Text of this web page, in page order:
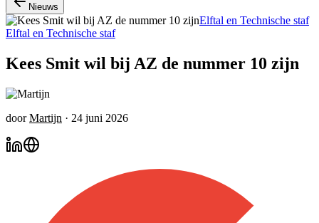
Nieuws
Elftal en Technische staf
Elftal en Technische staf
Kees Smit wil bij AZ de nummer 10 zijn
door Martijn · 24 juni 2026